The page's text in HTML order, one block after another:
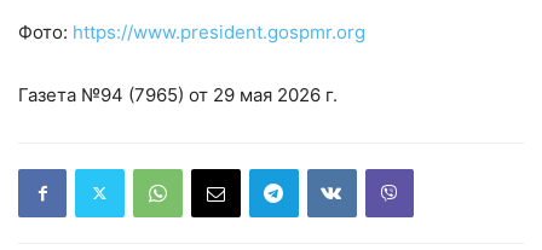
Фото: https://www.president.gospmr.org
Газета №94 (7965) от 29 мая 2026 г.